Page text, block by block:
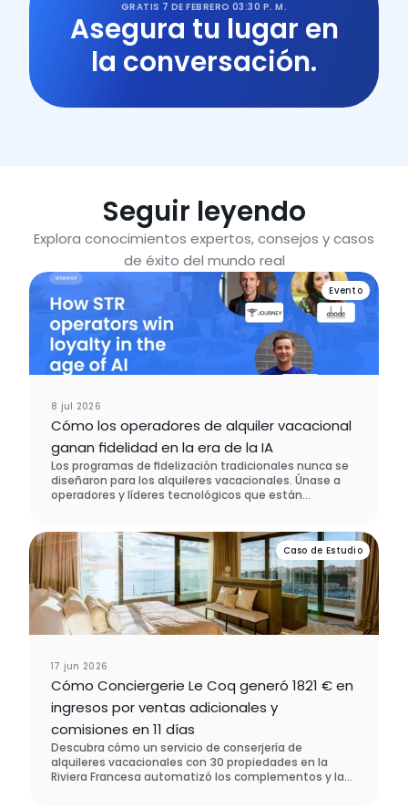
GRATIS 7 DE FEBRERO 03:30 P. M.
Asegura tu lugar en
la conversación.
Seguir leyendo
Explora conocimientos expertos, consejos y casos
de éxito del mundo real
Evento
8 jul 2026
Cómo los operadores de alquiler vacacional
ganan fidelidad en la era de la IA
Los programas de fidelización tradicionales nunca se
diseñaron para los alquileres vacacionales. Únase a
operadores y líderes tecnológicos que están
clientes vuelvan.
Caso de Estudio
17 jun 2026
Cómo Conciergerie Le Coq generó 1821 € en
ingresos por ventas adicionales y
comisiones en 11 días
Descubra cómo un servicio de conserjería de
alquileres vacacionales con 30 propiedades en la
Riviera Francesa automatizó los complementos y las